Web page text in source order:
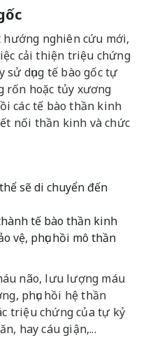
nghiên cứu mới,
cải thiện triệu chứng
dụng tế bào gốc tự
rốn hoặc tủy xương
các tế bào thần kinh
nối thần kinh và chức
sẽ di chuyển đến
tế bào thần kinh
vệ, phục hồi mô thần
não, lưu lượng máu
phục hồi hệ thần
triệu chứng của tự kỷ
hay cáu giận,...